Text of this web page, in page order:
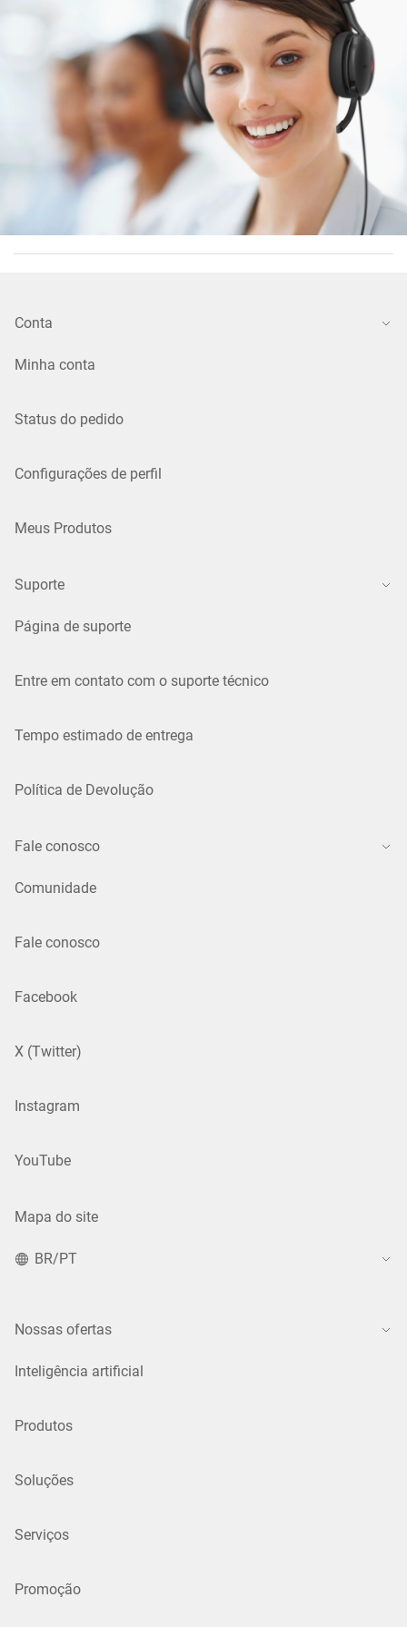
Conta
Minha conta
Status do pedido
Configurações de perfil
Meus Produtos
Suporte
Página de suporte
Entre em contato com o suporte técnico
Tempo estimado de entrega
Política de Devolução
Fale conosco
Comunidade
Fale conosco
Facebook
X (Twitter)
Instagram
YouTube
Mapa do site
BR/PT
Nossas ofertas
Inteligência artificial
Produtos
Soluções
Serviços
Promoção